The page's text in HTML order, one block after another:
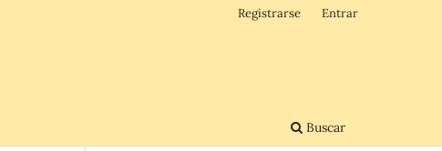
Buscar
Registrarse Entrar